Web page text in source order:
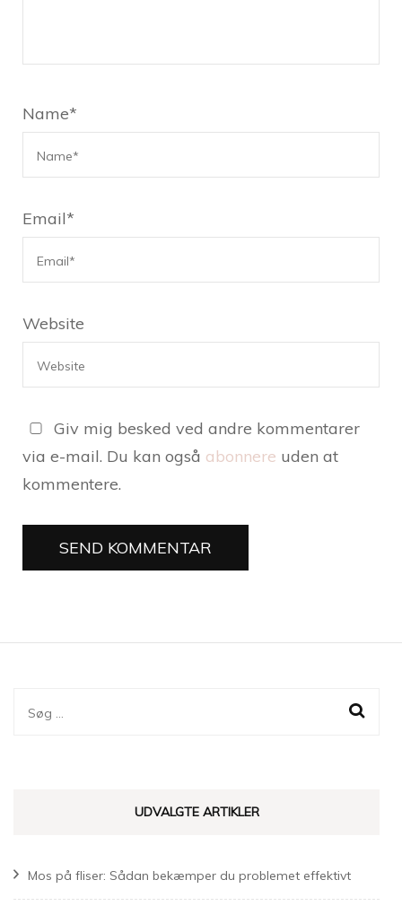
Name*
Email*
Website
Giv mig besked ved andre kommentarer
via e-mail. Du kan også abonnere uden at
kommentere.
Søg
UDVALGTE ARTIKLER
Mos på fliser: Sådan bekæmper du problemet effektivt